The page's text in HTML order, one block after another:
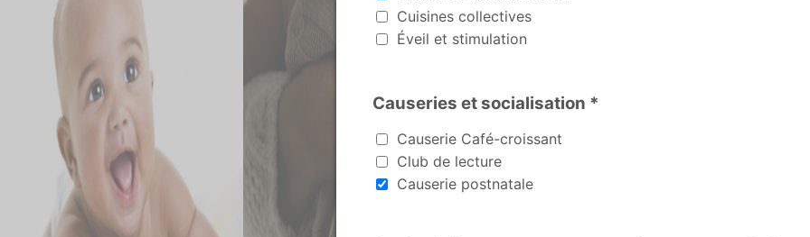
Cuisines collectives
Éveil et stimulation
Causeries et socialisation *
Causeries et socialisation
Causerie Café-croissant
Club de lecture
Causerie postnatale